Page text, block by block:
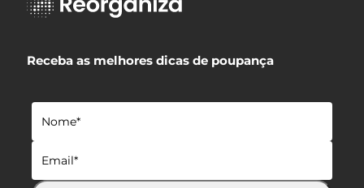
Receba as melhores dicas de poupança